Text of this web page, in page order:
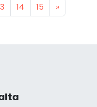
14 15 »Next